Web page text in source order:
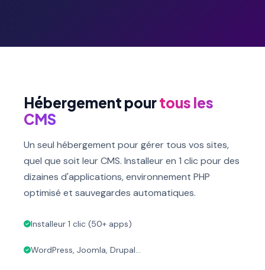
Hébergement pourtous les
CMS
Un seul hébergement pour gérer tous vos sites,
quel que soit leur CMS. Installeur en 1 clic pour des
dizaines d'applications, environnement PHP
optimisé et sauvegardes automatiques.
Installeur 1 clic (50+ apps)
WordPress, Joomla, Drupal…